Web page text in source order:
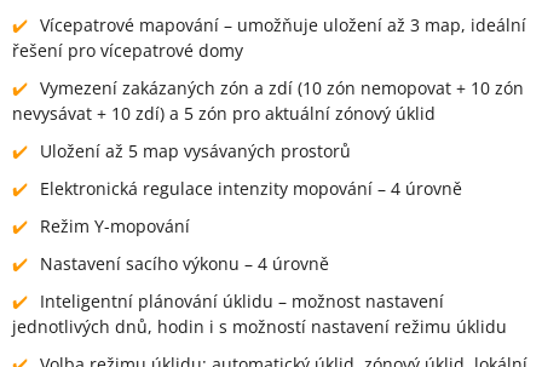
Vícepatrové mapování – umožňuje uložení až 3 map, ideální
řešení pro vícepatrové domy
Vymezení zakázaných zón a zdí (10 zón nemopovat + 10 zón
nevysávat + 10 zdí) a 5 zón pro aktuální zónový úklid
Uložení až 5 map vysávaných prostorů
Elektronická regulace intenzity mopování – 4 úrovně
Režim Y-mopování
Nastavení sacího výkonu – 4 úrovně
Inteligentní plánování úklidu – možnost nastavení
jednotlivých dnů, hodin i s možností nastavení režimu úklidu